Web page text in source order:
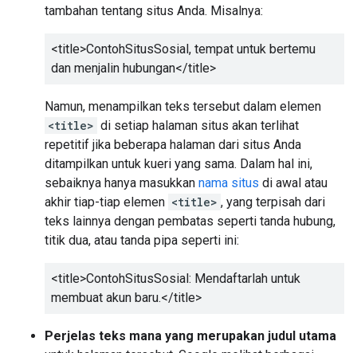
tambahan tentang situs Anda. Misalnya:
<title>ContohSitusSosial, tempat untuk bertemu
dan menjalin hubungan</title>
Namun, menampilkan teks tersebut dalam elemen
<title> di setiap halaman situs akan terlihat
repetitif jika beberapa halaman dari situs Anda
ditampilkan untuk kueri yang sama. Dalam hal ini,
sebaiknya hanya masukkan nama situs di awal atau
akhir tiap-tiap elemen <title> , yang terpisah dari
teks lainnya dengan pembatas seperti tanda hubung,
titik dua, atau tanda pipa seperti ini:
<title>ContohSitusSosial: Mendaftarlah untuk
membuat akun baru.</title>
Perjelas teks mana yang merupakan judul utama